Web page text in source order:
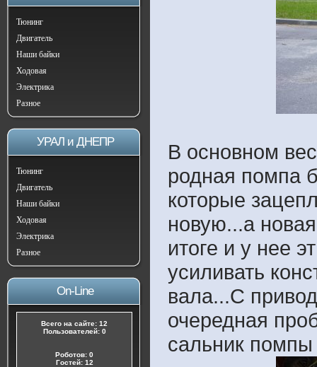
Тюнинг
Двигатель
Наши байки
Ходовая
Электрика
Разное
УРАЛ и ДНЕПР
Тюнинг
Двигатель
Наши байки
Ходовая
Электрика
Разное
On-Line
Всего на сайте: 12
Пользователей: 0
Роботов: 0
Гостей: 12
В основном
родная помпа
которые
новую...а
итоге и у нее
усиливать
вала...С
очередная
сальник